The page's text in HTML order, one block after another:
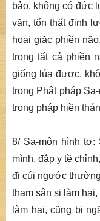
bảo, không có đức
văn, tổn thất định
hoại giặc phiền
trong tất cả phiền
giống lúa được,
trong Phật pháp
trong pháp hiền
8/ Sa-môn hình tợ:
mình, đắp y tề
đi cúi ngước
tham sân si làm
làm hại, cũng bị